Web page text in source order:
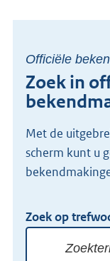
Zoek in
Officiële
Met de
scherm kunt u
Doorzoek
Zoek op